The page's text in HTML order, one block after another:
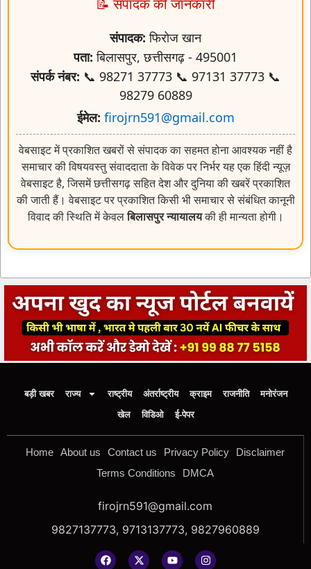
संपादक: फिरोज खान
पता: बिलासपुर, छत्तीसगढ़ - 495001
संपर्क नंबर: 📞 98271 37773 📞 97131 37773 📞
98279 60889
ईमेल: firojrn591@gmail.com
वेबसाइट में प्रकाशित खबरों से संपादक का सहमत होना आवश्यक नहीं है
समाचार की विषयवस्तु संवाददाता के विवेक पर निर्भर यह एक हिंदी न्यूज़
वेबसाइट है, जिसमें छत्तीसगढ़ सहित देश और दुनिया की खबरें प्रकाशित
की जाती हैं। वेबसाइट पर प्रकाशित किसी भी समाचार से संबंधित कानूनी
विवाद की स्थिति में केवलबिलासपुर न्यायालयकी ही मान्यता होगी।
बड़ी खबर राज्य राष्ट्रीय अंतर्राष्ट्रीय क्राइम राजनीति
मनोरंजन
खेल
विडिओ ई-पेपर
Home About us Contact us Privacy Policy
Disclaimer
Terms Conditions
DMCA
firojrn591@gmail.com
9827137773, 9713137773, 9827960889